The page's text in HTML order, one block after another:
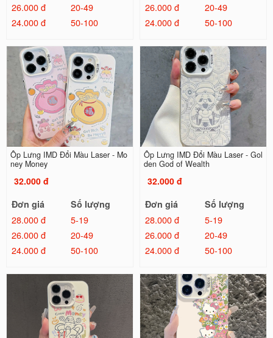
26.000 đ
20-49
24.000 đ
50-100
26.000 đ
20-49
24.000 đ
50-100
Ốp Lưng IMD Đổi Màu Laser - Mo
ney Money
32.000 đ
Đơn giá
Số lượng
28.000 đ
5-19
26.000 đ
20-49
24.000 đ
50-100
Ốp Lưng IMD Đổi Màu Laser - Gol
den God of Wealth
32.000 đ
Đơn giá
Số lượng
28.000 đ
5-19
26.000 đ
20-49
24.000 đ
50-100